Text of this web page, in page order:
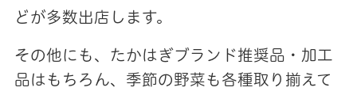
どが多数出店します。
その他にも、たかはぎブランド推奨品・加工
品はもちろん、季節の野菜も各種取り揃えて